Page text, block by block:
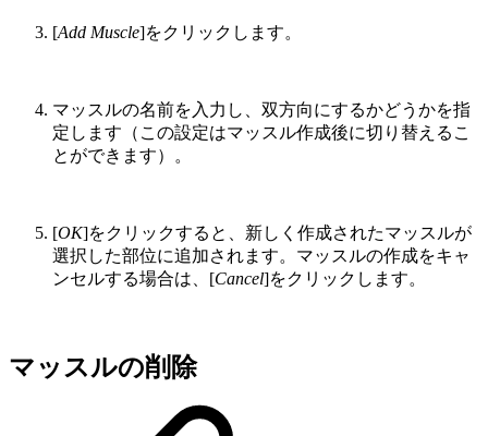
[Add Muscle]をクリックします。
マッスルの名前を入力し、双方向にするかどうかを指
定します（この設定はマッスル作成後に切り替えるこ
とができます）。
[OK]をクリックすると、新しく作成されたマッスルが
選択した部位に追加されます。マッスルの作成をキャ
ンセルする場合は、[Cancel]をクリックします。
マッスルの削除